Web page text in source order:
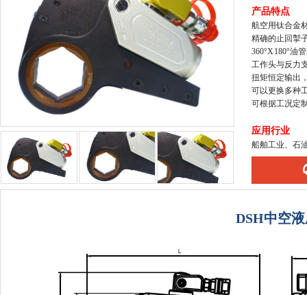
产品特点
航空用钛合金
精确的止回掣
360°X 180°油
工作头与反力
扭矩恒定输出
可以更换多种
可根据工况定
应用行业
船舶工业、石
DSH中空